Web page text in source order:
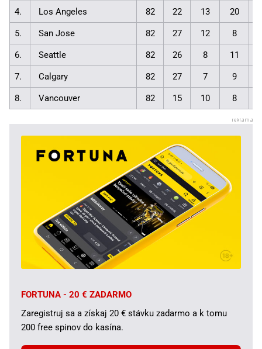
4. Los Angeles 82 22 13 20
5. San Jose 82 27 12 8
6. Seattle 82 26 8 11
7. Calgary 82 27 7 9
8. Vancouver 82 15 10 8
FORTUNA - 20 € ZADARMO
Zaregistruj sa a získaj 20 € stávku zadarmo a k tomu
200 free spinov do kasína.